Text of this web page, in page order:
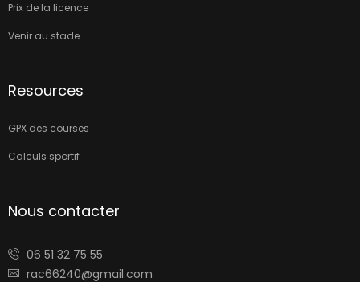
Prix de la licence
Venir au stade
Resources
GPX des courses
Calculs sportif
Nous contacter
06 51 32 75 55
rac66240@gmail.com